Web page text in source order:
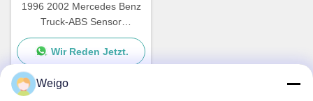
1996 2002 Mercedes Benz
Truck-ABS Sensor
0025423818 1518009
4410324300
Wir Reden Jetzt.
Weigo